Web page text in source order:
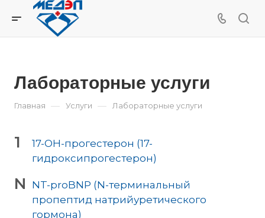
Лабораторные услуги
Главная — Услуги — Лабораторные услуги
1
17-ОН-прогестерон (17-
гидроксипрогестерон)
N
NT-proBNP (N-терминальный
пропептид натрийуретического
гормона)